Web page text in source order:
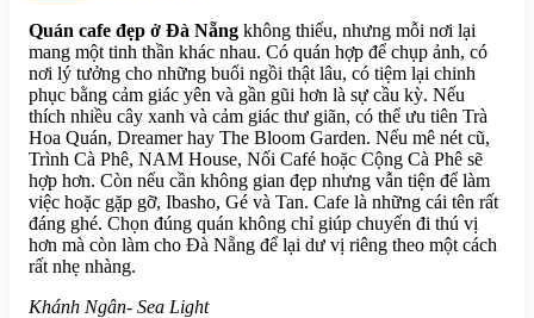
Quán cafe đẹp ở Đà Nẵng không thiếu, nhưng mỗi nơi lại
mang một tinh thần khác nhau. Có quán hợp để chụp ảnh, có
nơi lý tưởng cho những buổi ngồi thật lâu, có tiệm lại chinh
phục bằng cảm giác yên và gần gũi hơn là sự cầu kỳ. Nếu
thích nhiều cây xanh và cảm giác thư giãn, có thể ưu tiên Trà
Hoa Quán, Dreamer hay The Bloom Garden. Nếu mê nét cũ,
Trình Cà Phê, NAM House, Nối Café hoặc Cộng Cà Phê sẽ
hợp hơn. Còn nếu cần không gian đẹp nhưng vẫn tiện để làm
việc hoặc gặp gỡ, Ibasho, Gé và Tan. Cafe là những cái tên rất
đáng ghé. Chọn đúng quán không chỉ giúp chuyến đi thú vị
hơn mà còn làm cho Đà Nẵng để lại dư vị riêng theo một cách
rất nhẹ nhàng.
Khánh Ngân- Sea Light